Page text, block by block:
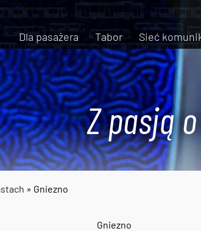
Dla pasażera Tabor Sieć
Z pasją
» Gniezno
Gniezno